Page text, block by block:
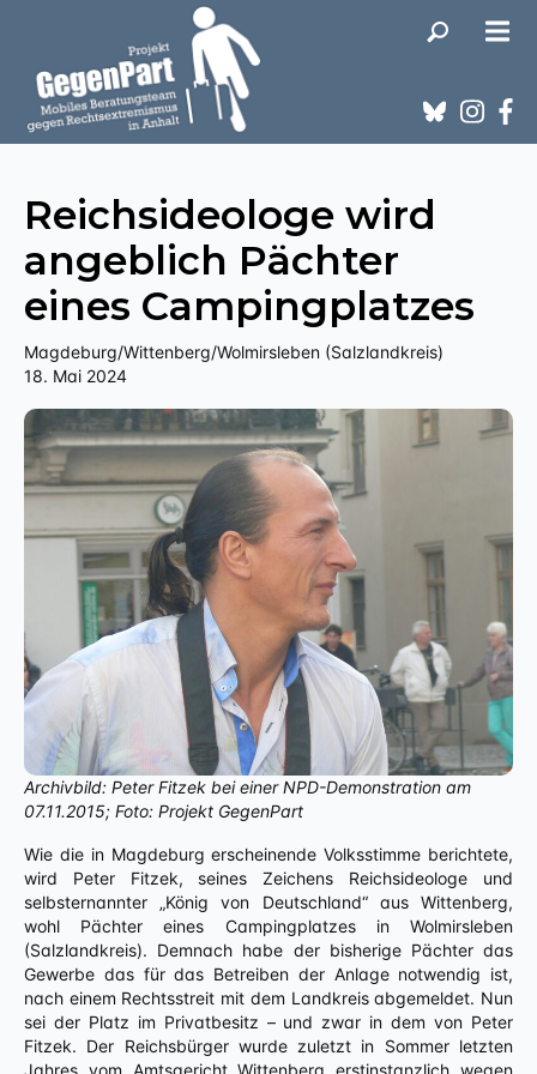
Reichsideologe wird
angeblich Pächter
eines Campingplatzes
Magdeburg/Wittenberg/Wolmirsleben (Salzlandkreis)
18. Mai 2024
Archivbild: Peter Fitzek bei einer NPD-Demonstration am
07.11.2015; Foto: Projekt GegenPart
Wie die in Magdeburg erscheinende Volksstimme berichtete,
wird Peter Fitzek, seines Zeichens Reichsideologe und
selbsternannter „König von Deutschland“ aus Wittenberg,
wohl Pächter eines Campingplatzes in Wolmirsleben
(Salzlandkreis). Demnach habe der bisherige Pächter das
Gewerbe das für das Betreiben der Anlage notwendig ist,
nach einem Rechtsstreit mit dem Landkreis abgemeldet. Nun
sei der Platz im Privatbesitz – und zwar in dem von Peter
Fitzek. Der Reichsbürger wurde zuletzt in Sommer letzten
Jahres vom Amtsgericht Wittenberg erstinstanzlich wegen